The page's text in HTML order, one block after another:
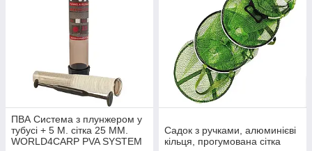
ПВА Система з плунжером у
тубусі + 5 М. сітка 25 ММ.
WORLD4CARP PVA SYSTEM
Садок з ручками, алюминієві
кільця, прогумована сітка